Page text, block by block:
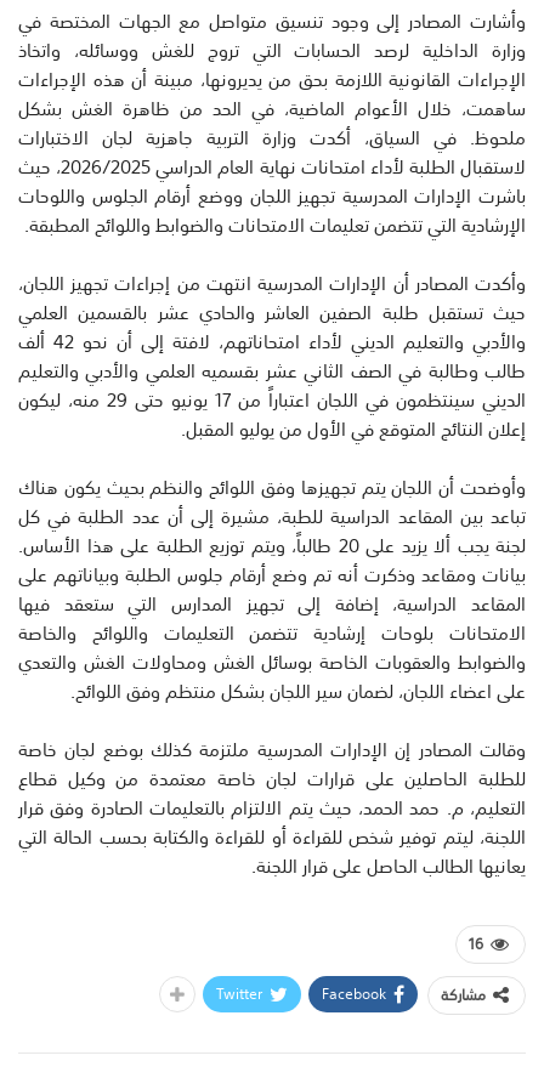
وأشارت المصادر إلى وجود تنسيق متواصل مع الجهات المختصة في
وزارة الداخلية لرصد الحسابات التي تروج للغش ووسائله، واتخاذ
الإجراءات القانونية اللازمة بحق من يديرونها، مبينة أن هذه الإجراءات
ساهمت، خلال الأعوام الماضية، في الحد من ظاهرة الغش بشكل
ملحوظ. في السياق، أكدت وزارة التربية جاهزية لجان الاختبارات
لاستقبال الطلبة لأداء امتحانات نهاية العام الدراسي 2026/2025، حيث
باشرت الإدارات المدرسية تجهيز اللجان ووضع أرقام الجلوس واللوحات
الإرشادية التي تتضمن تعليمات الامتحانات والضوابط واللوائح المطبقة.
وأكدت المصادر أن الإدارات المدرسية انتهت من إجراءات تجهيز اللجان،
حيث تستقبل طلبة الصفين العاشر والحادي عشر بالقسمين العلمي
والأدبي والتعليم الديني لأداء امتحاناتهم، لافتة إلى أن نحو 42 ألف
طالب وطالبة في الصف الثاني عشر بقسميه العلمي والأدبي والتعليم
الديني سينتظمون في اللجان اعتباراً من 17 يونيو حتى 29 منه، ليكون
إعلان النتائج المتوقع في الأول من يوليو المقبل.
وأوضحت أن اللجان يتم تجهيزها وفق اللوائح والنظم بحيث يكون هناك
تباعد بين المقاعد الدراسية للطبة، مشيرة إلى أن عدد الطلبة في كل
لجنة يجب ألا يزيد على 20 طالباً، ويتم توزيع الطلبة على هذا الأساس.
بيانات ومقاعد وذكرت أنه تم وضع أرقام جلوس الطلبة وبياناتهم على
المقاعد الدراسية، إضافة إلى تجهيز المدارس التي ستعقد فيها
الامتحانات بلوحات إرشادية تتضمن التعليمات واللوائح والخاصة
والضوابط والعقوبات الخاصة بوسائل الغش ومحاولات الغش والتعدي
على اعضاء اللجان، لضمان سير اللجان بشكل منتظم وفق اللوائح.
وقالت المصادر إن الإدارات المدرسية ملتزمة كذلك بوضع لجان خاصة
للطلبة الحاصلين على قرارات لجان خاصة معتمدة من وكيل قطاع
التعليم، م. حمد الحمد، حيث يتم الالتزام بالتعليمات الصادرة وفق قرار
اللجنة، ليتم توفير شخص للقراءة أو للقراءة والكتابة بحسب الحالة التي
يعانيها الطالب الحاصل على قرار اللجنة.
16
مشاركة
Facebook
Twitter